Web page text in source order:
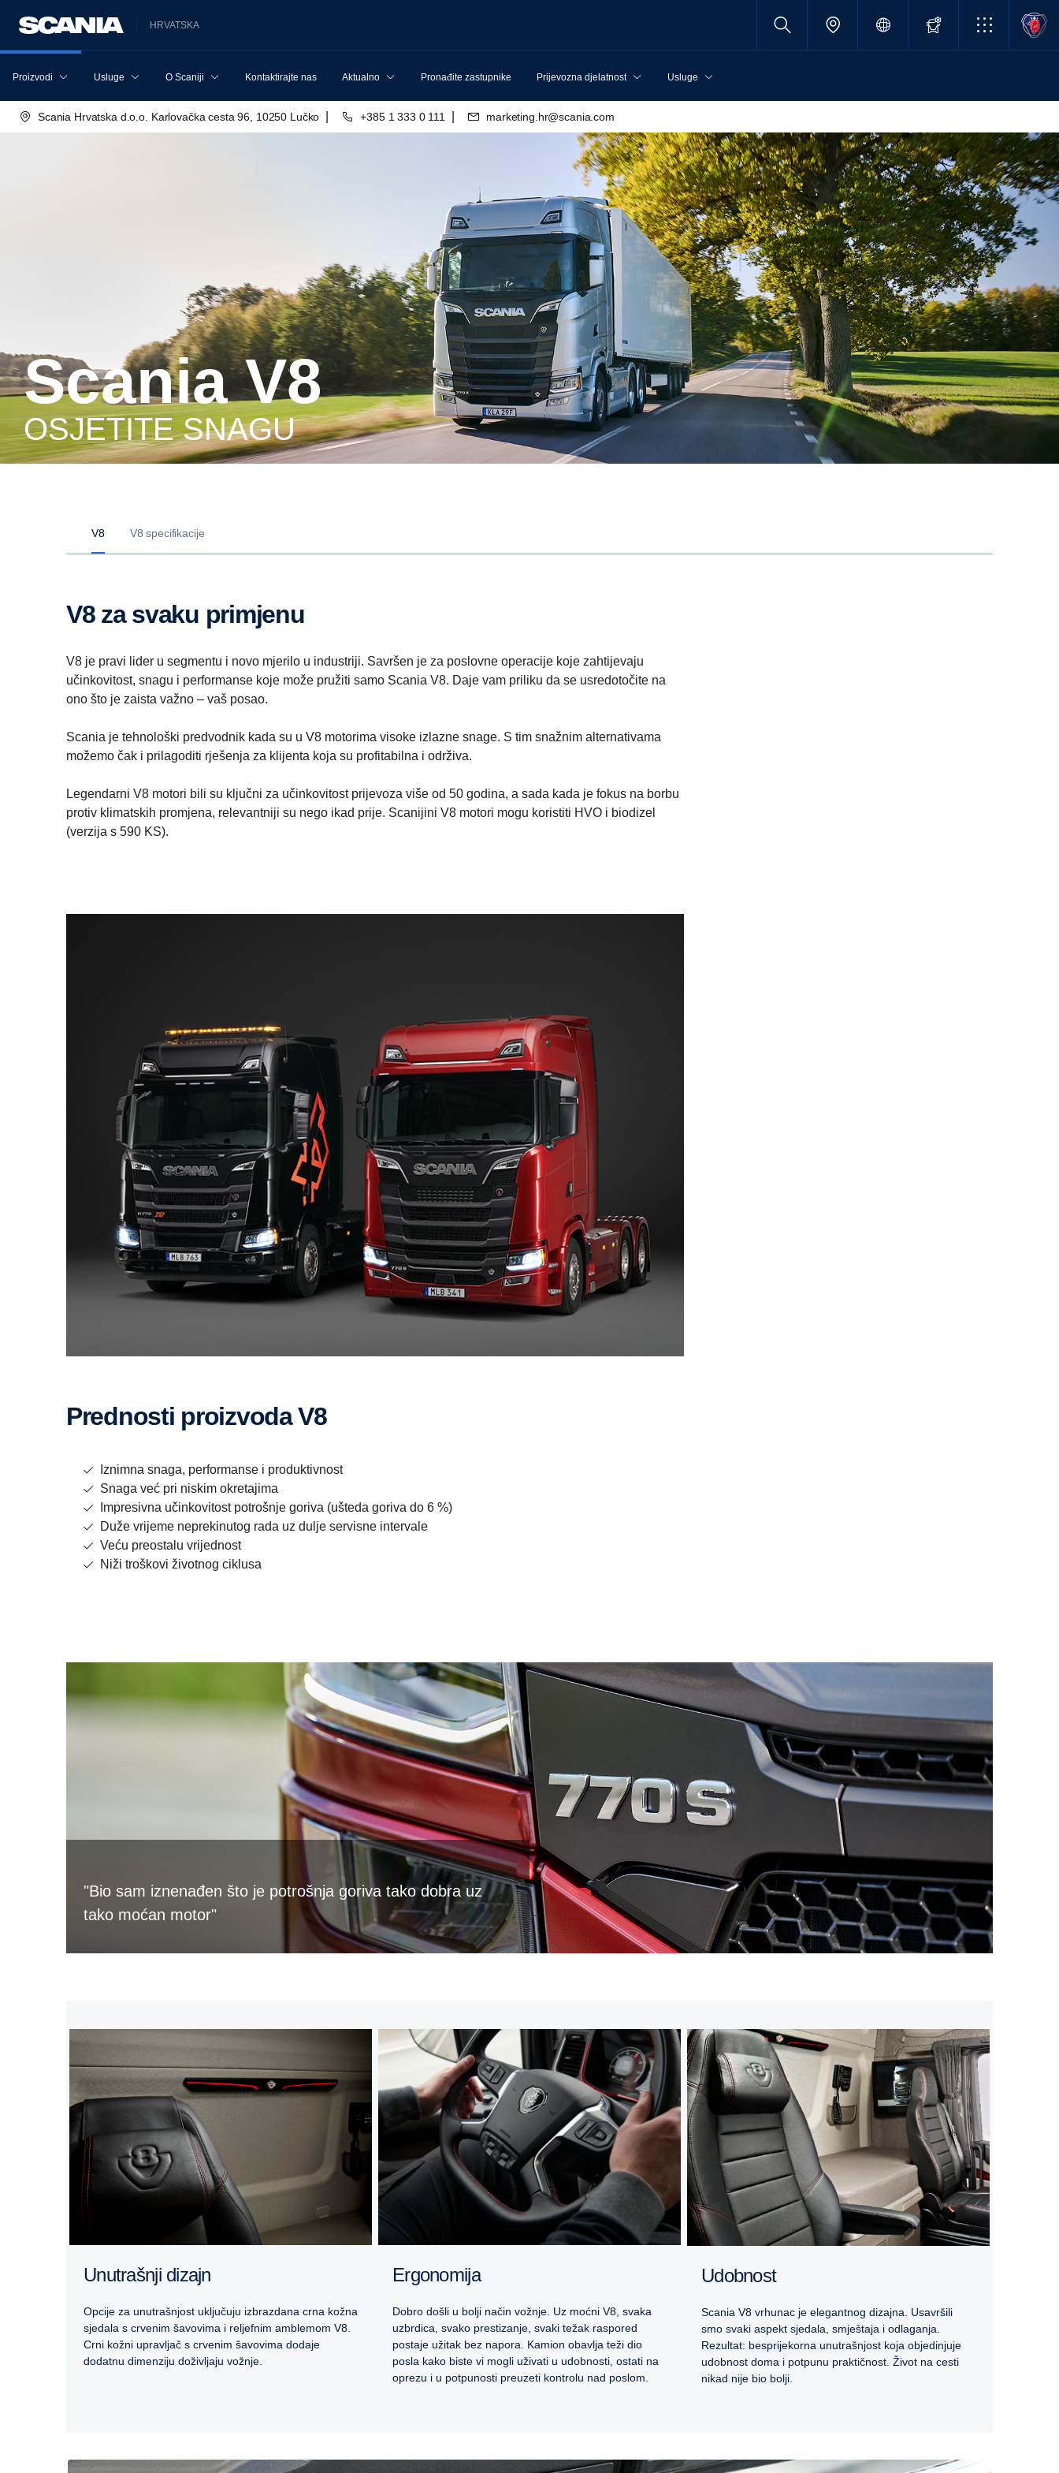
HRVATSKA
Proizvodi Usluge O Scaniji Kontaktirajte nas Aktualno Pronađite zastupnike Prijevozna djelatnost Usluge
Scania Hrvatska d.o.o. Karlovačka cesta 96, 10250 Lučko +385 1 333 0 111 marketing.hr@scania.com
Scania V8
OSJETITE SNAGU
V8 V8 specifikacije
V8 za svaku primjenu
V8 je pravi lider u segmentu i novo mjerilo u industriji. Savršen je za poslovne operacije koje zahtijevaju
učinkovitost, snagu i performanse koje može pružiti samo Scania V8. Daje vam priliku da se usredotočite na
ono što je zaista važno – vaš posao.
Scania je tehnološki predvodnik kada su u V8 motorima visoke izlazne snage. S tim snažnim alternativama
možemo čak i prilagoditi rješenja za klijenta koja su profitabilna i održiva.
Legendarni V8 motori bili su ključni za učinkovitost prijevoza više od 50 godina, a sada kada je fokus na borbu
protiv klimatskih promjena, relevantniji su nego ikad prije. Scanijini V8 motori mogu koristiti HVO i biodizel
(verzija s 590 KS).
Prednosti proizvoda V8
Iznimna snaga, performanse i produktivnost
Snaga već pri niskim okretajima
Impresivna učinkovitost potrošnje goriva (ušteda goriva do 6 %)
Duže vrijeme neprekinutog rada uz dulje servisne intervale
Veću preostalu vrijednost
Niži troškovi životnog ciklusa
"Bio sam iznenađen što je potrošnja goriva tako dobra uz
tako moćan motor"
Unutrašnji dizajn
Opcije za unutrašnjost uključuju izbrazdana crna kožna
sjedala s crvenim šavovima i reljefnim amblemom V8.
Crni kožni upravljač s crvenim šavovima dodaje
dodatnu dimenziju doživljaju vožnje.
Ergonomija
Dobro došli u bolji način vožnje. Uz moćni V8, svaka
uzbrdica, svako prestizanje, svaki težak raspored
postaje užitak bez napora. Kamion obavlja teži dio
posla kako biste vi mogli uživati u udobnosti, ostati na
oprezu i u potpunosti preuzeti kontrolu nad poslom.
Udobnost
Scania V8 vrhunac je elegantnog dizajna. Usavršili
smo svaki aspekt sjedala, smještaja i odlaganja.
Rezultat: besprijekorna unutrašnjost koja objedinjuje
udobnost doma i potpunu praktičnost. Život na cesti
nikad nije bio bolji.